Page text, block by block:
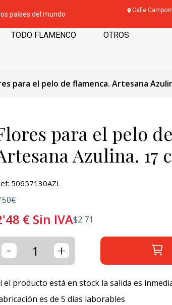
paises del mundo
Calle
TODO FLAMENCO OTROS
para el pelo de flamenca. Artesana
para el pelo
Azulina. 17
50657130AZL
€ Sin IVA$2'71
- +
el producto está en stock la salida es
es de 5 días laborables